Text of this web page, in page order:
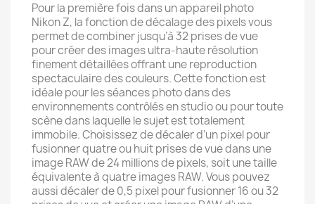
Pour la première fois dans un appareil photo
Nikon Z, la fonction de décalage des pixels vous
permet de combiner jusqu’à 32 prises de vue
pour créer des images ultra-haute résolution
finement détaillées offrant une reproduction
spectaculaire des couleurs. Cette fonction est
idéale pour les séances photo dans des
environnements contrôlés en studio ou pour toute
scène dans laquelle le sujet est totalement
immobile. Choisissez de décaler d’un pixel pour
fusionner quatre ou huit prises de vue dans une
image RAW de 24 millions de pixels, soit une taille
équivalente à quatre images RAW. Vous pouvez
aussi décaler de 0,5 pixel pour fusionner 16 ou 32